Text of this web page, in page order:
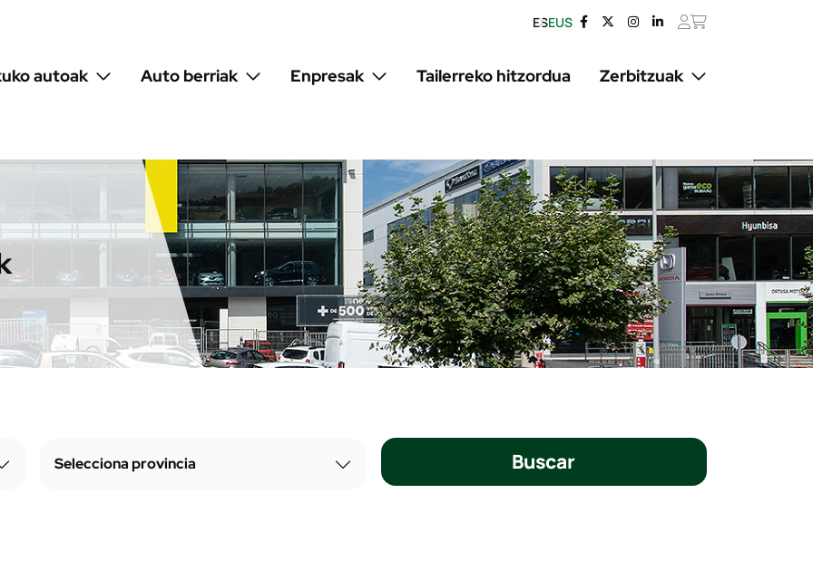
ESEUS
autoak Auto berriak Enpresak Tailerreko hitzordua Zerbitzuak
Buscar